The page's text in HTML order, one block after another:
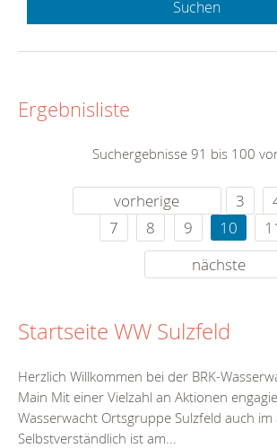
Suchen
Ergebnisliste
Suchergebnisse 91 bis 100
vorherige 3
7
8 9 10
nächste
Startseite WW Sulzfeld
Herzlich Willkommen bei der BRK-
Main Mit einer Vielzahl an Aktionen
Wasserwacht Ortsgruppe Sulzfeld auch im
Selbstverständlich ist am...